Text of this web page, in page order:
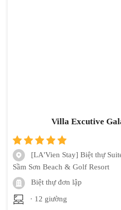
Villa Excutive
[LA'Vien Stay] Biệt thự
Sầm Sơn Beach & Golf Resort
Biệt thự đơn lập
· 12 giường